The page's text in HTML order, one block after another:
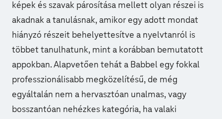
képek és szavak párosítása mellett olyan részei is
akadnak a tanulásnak, amikor egy adott mondat
hiányzó részeit behelyettesítve a nyelvtanról is
többet tanulhatunk, mint a korábban bemutatott
appokban. Alapvetően tehát a Babbel egy fokkal
professzionálisabb megközelítésű, de még
egyáltalán nem a hervasztóan unalmas, vagy
bosszantóan nehézkes kategória, ha valaki